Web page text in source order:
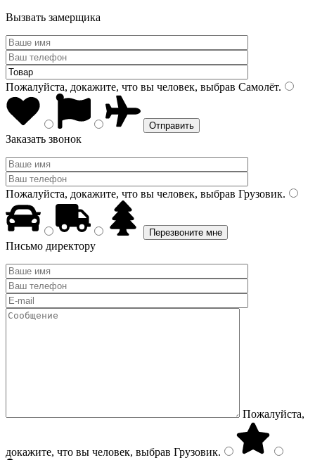
Вызвать замерщика
Пожалуйста, докажите, что вы человек, выбрав Самолёт.
Заказать звонок
Пожалуйста, докажите, что вы человек, выбрав Грузовик.
Письмо директору
Пожалуйста,
докажите, что вы человек, выбрав Грузовик.